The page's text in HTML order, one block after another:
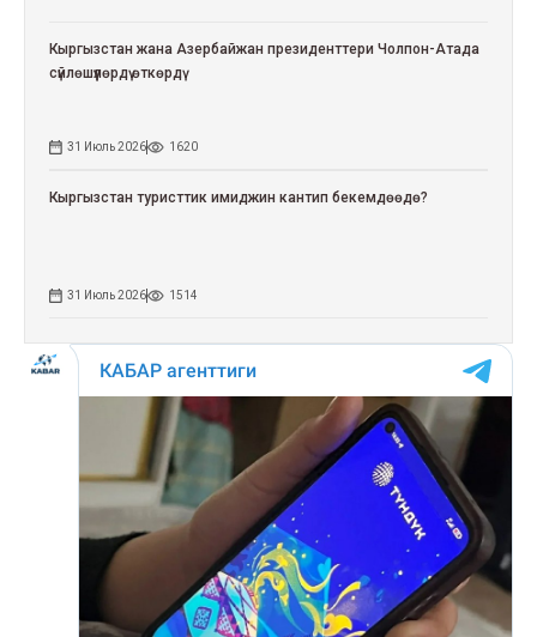
Кыргызстан жана Азербайжан президенттери Чолпон-Атада
сүйлөшүүлөрдү өткөрдү
31 Июль 2026 1620
Кыргызстан туристтик имиджин кантип бекемдөөдө?
31 Июль 2026 1514